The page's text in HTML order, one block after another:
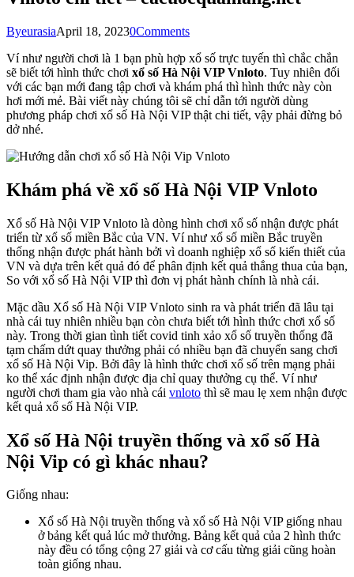
ByeurasiaApril 18, 20230Comments
Ví như người chơi là 1 bạn phù hợp xổ số trực tuyến thì chắc chắn
sẽ biết tới hình thức chơi xổ số Hà Nội VIP Vnloto. Tuy nhiên đối
với các bạn mới đang tập chơi và khám phá thì hình thức này còn
hơi mới mẻ. Bài viết này chúng tôi sẽ chỉ dẫn tới người dùng
phương pháp chơi xổ số Hà Nội VIP thật chi tiết, vậy phải đừng bỏ
dở nhé.
Khám phá về xổ số Hà Nội VIP Vnloto
Xổ số Hà Nội VIP Vnloto là dòng hình chơi xổ số nhận được phát
triển từ xổ số miền Bắc của VN. Ví như xổ số miền Bắc truyền
thống nhận được phát hành bởi vì doanh nghiệp xổ số kiến thiết của
VN và dựa trên kết quả đó để phân định kết quả thắng thua của bạn,
So với xổ số Hà Nội VIP thì đơn vị phát hành chính là nhà cái.
Mặc dầu Xổ số Hà Nội VIP Vnloto sinh ra và phát triển đã lâu tại
nhà cái tuy nhiên nhiều bạn còn chưa biết tới hình thức chơi xổ số
này. Trong thời gian tình tiết covid tinh xảo xổ số truyền thống đã
tạm chấm dứt quay thưởng phải có nhiều bạn đã chuyển sang chơi
xổ số Hà Nội Vip. Bởi đây là hình thức chơi xổ số trên mạng phải
ko thể xác định nhận được địa chỉ quay thưởng cụ thể. Ví như
người chơi tham gia vào nhà cái vnloto thì sẽ mau lẹ xem nhận được
kết quả xổ số Hà Nội VIP.
Xổ số Hà Nội truyền thống và xổ số Hà
Nội Vip có gì khác nhau?
Giống nhau:
Xổ số Hà Nội truyền thống và xổ số Hà Nội VIP giống nhau
ở bảng kết quả lúc mở thưởng. Bảng kết quả của 2 hình thức
này đều có tổng cộng 27 giải và cơ cấu từng giải cũng hoàn
toàn giống nhau.